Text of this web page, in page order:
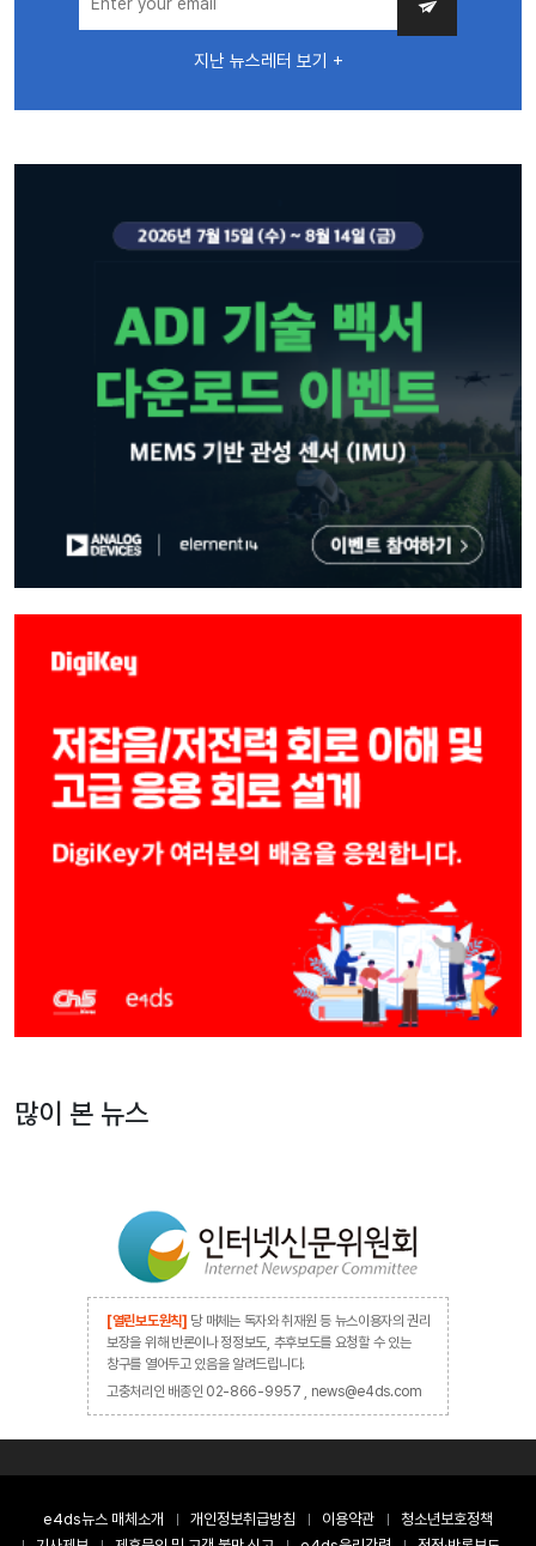
지난 뉴스레터 보기 +
많이 본 뉴스
[열린보도원칙] 당 매체는 독자와 취재원 등 뉴스이용자의 권리
보장을 위해 반론이나 정정보도, 추후보도를 요청할 수 있는
창구를 열어두고 있음을 알려드립니다.
고충처리인 배종인 02-866-9957 , news@e4ds.com
e4ds뉴스 매체소개 개인정보취급방침 이용약관
청소년보호정책